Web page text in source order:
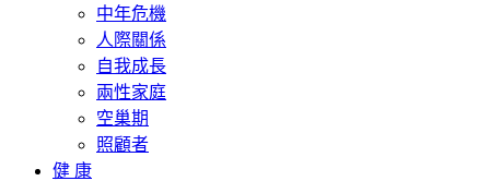
中年危機
人際關係
自我成長
兩性家庭
空巢期
照顧者
健 康